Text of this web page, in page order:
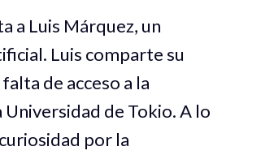
a Luis Márquez, un
Luis comparte su
de acceso a la
de Tokio. A lo
por la